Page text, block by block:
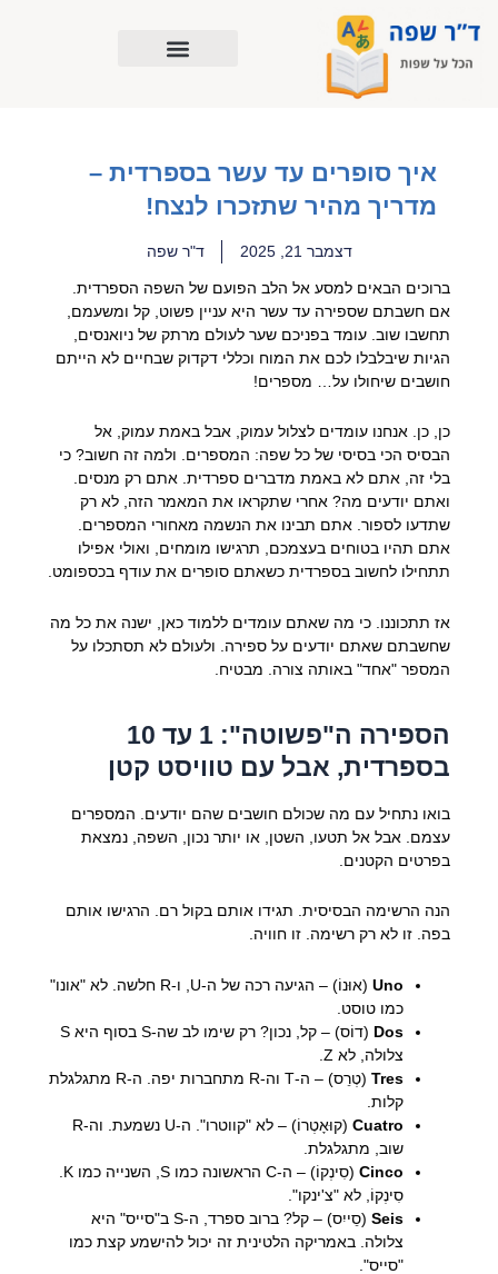
לתוכן
איך סופרים עד עשר בספרדית –
מדריך מהיר שתזכרו לנצח!
דצמבר 21, 2025 ד"ר שפה
ברוכים הבאים למסע אל הלב הפועם של השפה הספרדית.
אם חשבתם שספירה עד עשר היא עניין פשוט, קל ומשעמם,
תחשבו שוב. עומד בפניכם שער לעולם מרתק של ניואנסים,
הגיות שיבלבלו לכם את המוח וכללי דקדוק שבחיים לא הייתם
חושבים שיחולו על… מספרים!
כן, כן. אנחנו עומדים לצלול עמוק, אבל באמת עמוק, אל
הבסיס הכי בסיסי של כל שפה: המספרים. ולמה זה חשוב? כי
בלי זה, אתם לא באמת מדברים ספרדית. אתם רק מנסים.
ואתם יודעים מה? אחרי שתקראו את המאמר הזה, לא רק
שתדעו לספור. אתם תבינו את הנשמה מאחורי המספרים.
אתם תהיו בטוחים בעצמכם, תרגישו מומחים, ואולי אפילו
תתחילו לחשוב בספרדית כשאתם סופרים את עודף בכספומט.
אז תתכוננו. כי מה שאתם עומדים ללמוד כאן, ישנה את כל מה
שחשבתם שאתם יודעים על ספירה. ולעולם לא תסתכלו על
המספר "אחד" באותה צורה. מבטיח.
הספירה ה"פשוטה": 1 עד 10
בספרדית, אבל עם טוויסט קטן
בואו נתחיל עם מה שכולם חושבים שהם יודעים. המספרים
עצמם. אבל אל תטעו, השטן, או יותר נכון, השפה, נמצאת
בפרטים הקטנים.
הנה הרשימה הבסיסית. תגידו אותם בקול רם. הרגישו אותם
בפה. זו לא רק רשימה. זו חוויה.
Uno
(אוּנוֹ) – הגיעה רכה של ה-U, ו-R חלשה. לא "אונו"
כמו טוסט.
Dos
(דוֹס) – קל, נכון? רק שימו לב שה-S בסוף היא S
צלולה, לא Z.
Tres
(טְרֵס) – ה-T וה-R מתחברות יפה. ה-R מתגלגלת
קלות.
Cuatro
(קוּאָטְרוֹ) – לא "קווטרו". ה-U נשמעת. וה-R
שוב, מתגלגלת.
Cinco
סִינְקוֹ, לא "צ'ינקו".
Seis
(סֵייִס) – קל? ברוב ספרד, ה-S ב"סייס" היא
צלולה. באמריקה הלטינית זה יכול להישמע קצת כמו
"סייס".